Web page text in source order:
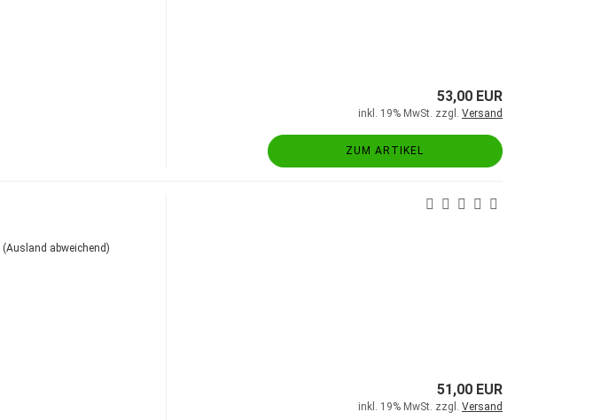
53,00 EUR
inkl. 19% MwSt. zzgl. Versand
ZUM ARTIKEL
(Ausland abweichend)
51,00 EUR
inkl. 19% MwSt. zzgl. Versand